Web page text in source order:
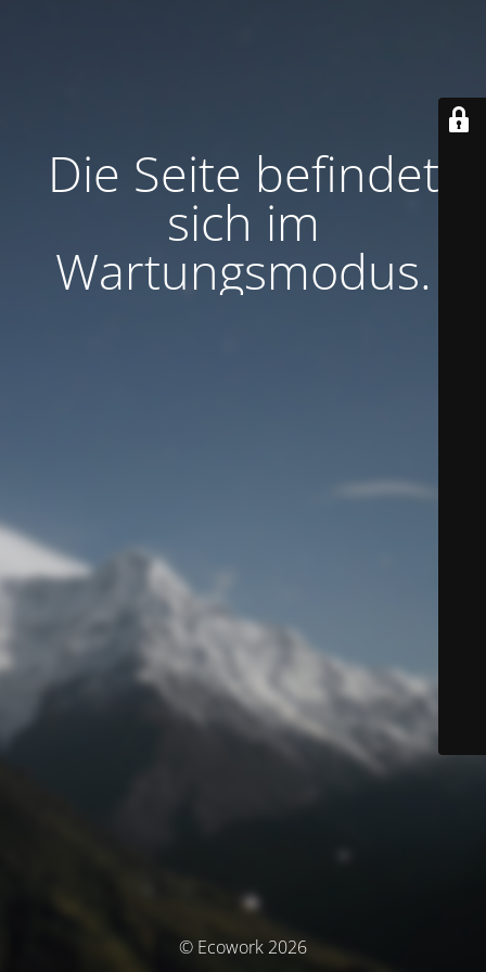
Die Seite befindet
sich im
Wartungsmodus.
© Ecowork 2026